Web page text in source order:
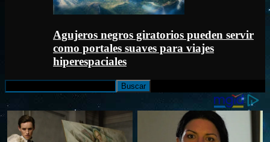
Agujeros negros giratorios pueden servir
como portales suaves para viajes
hiperespaciales